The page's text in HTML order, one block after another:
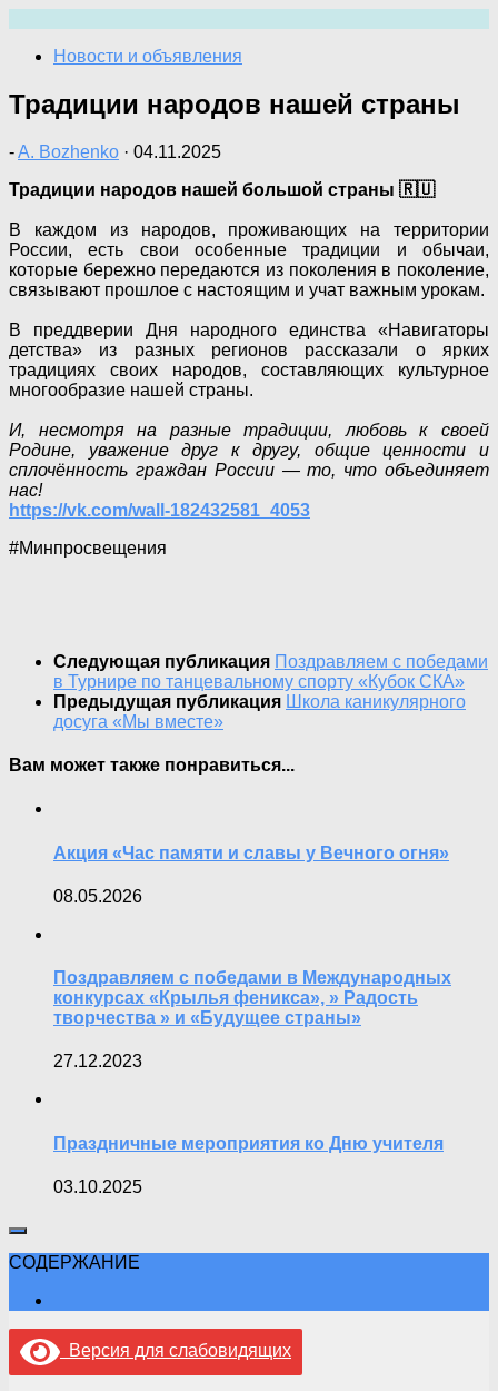
содержимому
Новости и объявления
Традиции народов нашей страны
-A. Bozhenko · 04.11.2025
Традиции народов нашей большой страны 🇷🇺
В каждом из народов, проживающих на территории
России, есть свои особенные традиции и обычаи,
которые бережно передаются из поколения в поколение,
связывают прошлое с настоящим и учат важным урокам.
В преддверии Дня народного единства «Навигаторы
детства» из разных регионов рассказали о ярких
традициях своих народов, составляющих культурное
многообразие нашей страны.
И, несмотря на разные традиции,
любовь к своей
Родине, уважение друг к другу, общие ценности и
сплочённость граждан России — то, что объединяет
нас!
https://vk.com/wall-182432581_4053
#Минпросвещения
Следующая публикация Поздравляем с победами
в Турнире по танцевальному спорту «Кубок СКА»
Предыдущая публикация Школа каникулярного
досуга «Мы вместе»
Вам может также понравиться...
Акция «Час памяти и славы у Вечного огня»
08.05.2026
Поздравляем с победами в Международных
конкурсах «Крылья феникса», » Радость
творчества » и «Будущее страны»
27.12.2023
Праздничные мероприятия ко Дню учителя
03.10.2025
СОДЕРЖАНИЕ
Версия для слабовидящих